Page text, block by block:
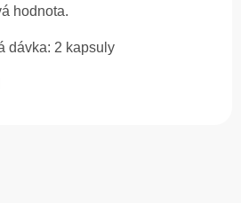
hodnota.
dávka: 2 kapsuly